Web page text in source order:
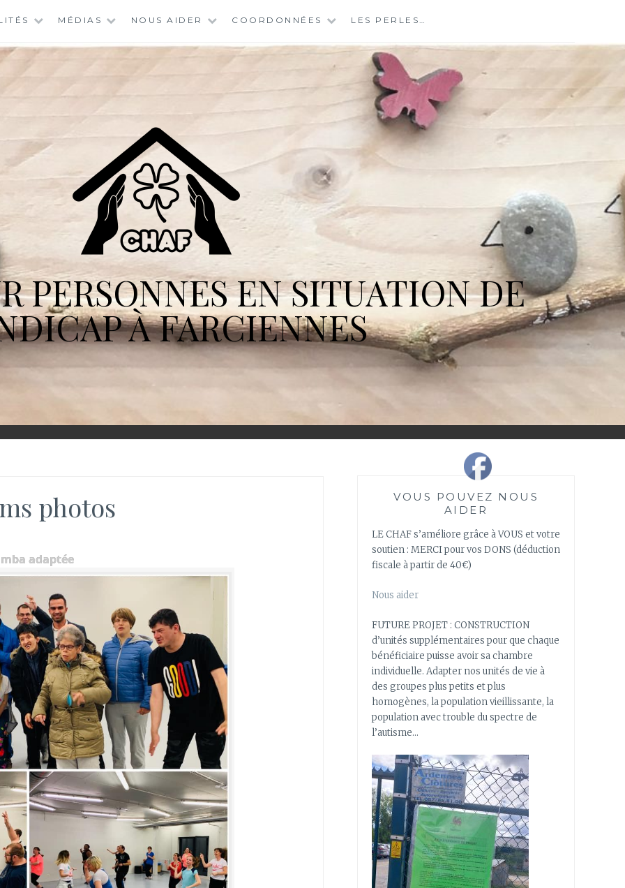
MÉDIAS NOUS AIDER COORDONNÉES LES PERLES…
PERSONNES EN SITUATION DE
À FARCIENNES
photos
adaptée
VOUS POUVEZ NOUS
AIDER
LE CHAF s’améliore grâce à VOUS et votre
soutien : MERCI pour vos DONS (déduction
fiscale à partir de 40€)
Nous aider
FUTURE PROJET : CONSTRUCTION
d’unités supplémentaires pour que chaque
bénéficiaire puisse avoir sa chambre
individuelle. Adapter nos unités de vie à
des groupes plus petits et plus
homogènes, la population vieillissante, la
population avec trouble du spectre de
l’autisme…